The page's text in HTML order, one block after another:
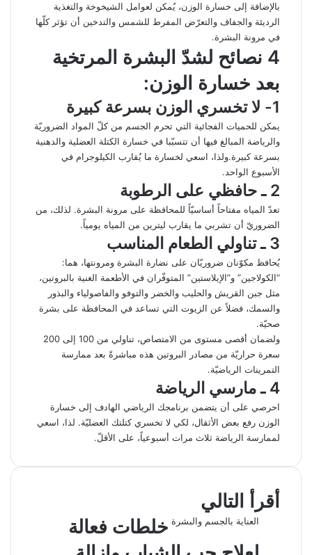
بالإضافة إلى خسارة الوزن، يُمكن لعوامل الشيخوخة والتغذية
الرديئة والجفاف والتعرّض المفرط للشمس والتدخين أن تؤثر كلّها
في مرونة البشرة.
4 نصائح لشدّ البشرة المرتخية
بعد خسارة الوزن:
1- لا تخسري الوزن بسرعة كبيرة
يمكن للحميات الفجائية التي تحرم الجسم من كلّ المواد الضروريّة
والرياضة المبالغ فيها أن تتسبّبا في خسارة الكتلة العضلية والدهنية
بسرعة كبيرة.ولذا، اسعي لخسارة ما يُقارب الكيلوجرام في
الأسبوع الواحد.
2 ـ حافظي على الرطوبة
تعدّ المياه مفتاحاً أساسيّاً للمحافظة على مرونة البشرة. لذلك، من
الضروريّ أن تشربي ما يقارب ليترين من المياه يومياً.
3 ـ تناولي الطعام المناسب
يُحافظ مكوّنان ضروريّان على نضارة البشرة ومرونتها، هما:
“الكولاجين” و”الإيلاستين” المتوفّران في الأطعمة الغنية بالبروتين،
مثل جبن القريش والحليب والخضر والتوفو والفاصولياء والبذور
والسمك، فضلاً عن الزيوت التي تساعد في المحافظة على بشرة
صحيّة.
ولضمان أقصى مستوى من الامتصاص، تناولي من 100 إلى 200
سعرة حراريّة من مصادر البروتين هذه مباشرةً بعد ممارسة
التمرينات الرياضيّة.
4 ـ مارسي الرياضة
احرصي على أن يتضمن برنامجك الرياضي الهادف إلى خسارة
الوزن رفع بعض الأثقال، لكي لا تخسري كتلتك العضليّة. لذا، اسعي
لممارسة الرياضة ثلاث مرات أسبوعياً، على الأقلّ.
ي
ب
و
Xي
ك
د
ا
س
ا
ي
ق
ر
ش
ر
ك
ب
ع
ة
أقرأ التالي
العناية بالجسم والبشرة خلطات فعالة